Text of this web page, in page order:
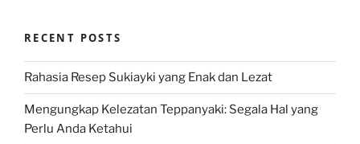
RECENT POSTS
Rahasia Resep Sukiayki yang Enak dan Lezat
Mengungkap Kelezatan Teppanyaki: Segala Hal yang
Perlu Anda Ketahui